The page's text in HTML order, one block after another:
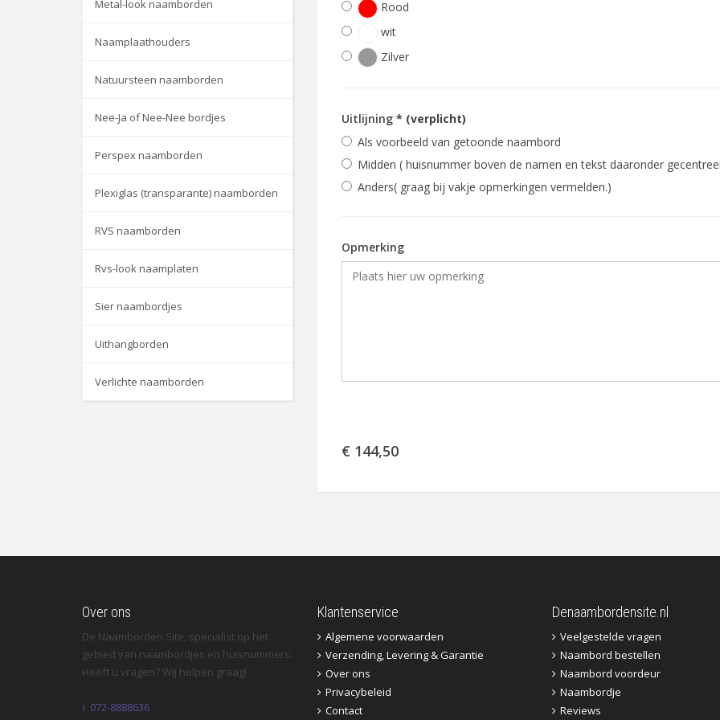
Metal-look naamborden
Naamplaathouders
Natuursteen naamborden
Nee-Ja of Nee-Nee bordjes
Perspex naamborden
Plexiglas (transparante) naamborden
RVS naamborden
Rvs-look naamplaten
Sier naambordjes
Uithangborden
Verlichte naamborden
Rood
wit
Zilver
Uitlijning * (verplicht)
Als voorbeeld van getoonde naambord
Midden ( huisnummer boven de namen en tekst daaronder
Anders( graag bij vakje opmerkingen vermelden.)
Opmerking
€ 144,50
Over ons
De Naamborden Site, specialist op het
gebied van naambordjes en huisnummers.
Heeft u vragen? Wij helpen graag!
072-8888636
Klantenservice
Algemene voorwaarden
Verzending, Levering & Garantie
Over ons
Privacybeleid
Contact
Denaambordensite.nl
Veelgestelde vragen
Naambord bestellen
Naambord voordeur
Naambordje
Reviews